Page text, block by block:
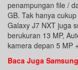
penampungan file /
GB. Tak hanya
Galaxy J7 NXT juga
berukuran 13 MP,
kamera depan 5 MP
Baca Juga